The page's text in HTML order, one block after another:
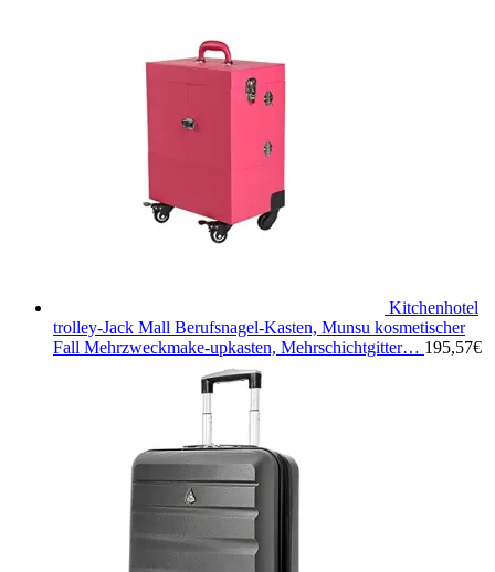
Kitchenhotel
trolley-Jack Mall Berufsnagel-Kasten, Munsu kosmetischer
Fall Mehrzweckmake-upkasten, Mehrschichtgitter… 195,57€